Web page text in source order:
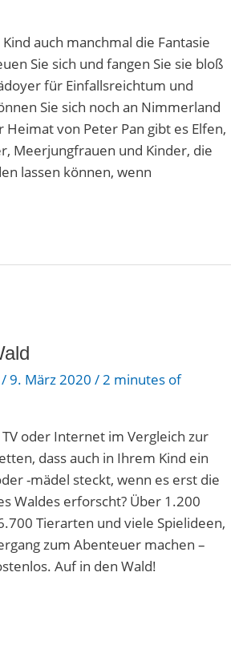
auch manchmal die Fantasie
Sie sich und fangen Sie sie bloß
für Einfallsreichtum und
Sie sich noch an Nimmerland
Heimat von Peter Pan gibt es Elfen,
Meerjungfrauen und Kinder, die
lassen können, wenn
/9. März 2020 / 2 minutes of
oder Internet im Vergleich zur
dass auch in Ihrem Kind ein
-mädel steckt, wenn es erst die
Waldes erforscht? Über 1.200
Tierarten und viele Spielideen,
zum Abenteuer machen –
Auf in den Wald!